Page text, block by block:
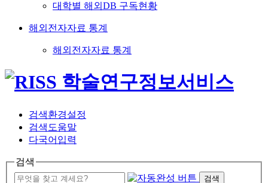
대학별 해외DB 구독현황
해외전자자료 통계
해외전자자료 통계
검색환경설정
검색도움말
다국어입력
검색
검색